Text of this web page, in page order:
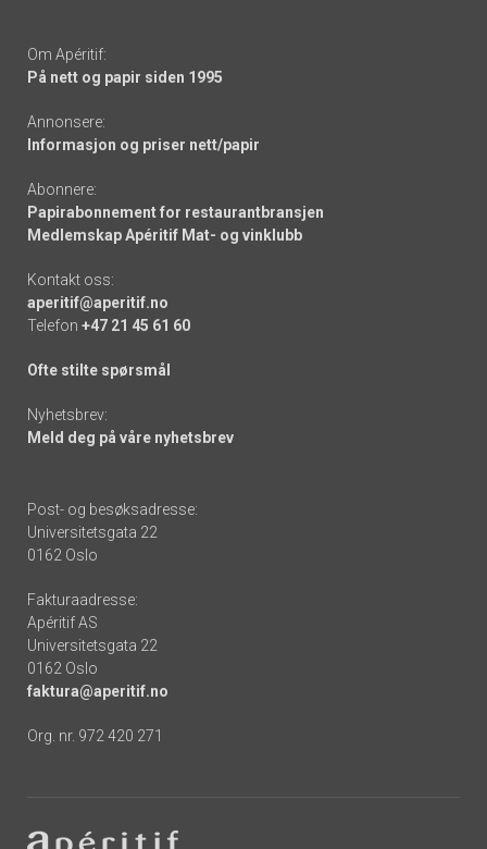
Om Apéritif:
På nett og papir siden 1995
Annonsere:
Informasjon og priser nett/papir
Abonnere:
Papirabonnement for restaurantbransjen
Medlemskap Apéritif Mat- og vinklubb
Kontakt oss:
aperitif@aperitif.no
Telefon +47 21 45 61 60
Ofte stilte spørsmål
Nyhetsbrev:
Meld deg på våre nyhetsbrev
Post- og besøksadresse:
Universitetsgata 22
0162 Oslo
Fakturaadresse:
Apéritif AS
Universitetsgata 22
0162 Oslo
faktura@aperitif.no
Org. nr. 972 420 271